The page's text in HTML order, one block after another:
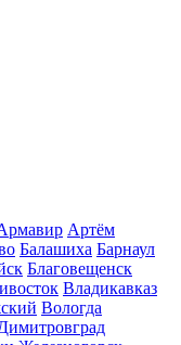
Артём
Балашиха Барнаул
Благовещенск
Владикавказ
Вологда